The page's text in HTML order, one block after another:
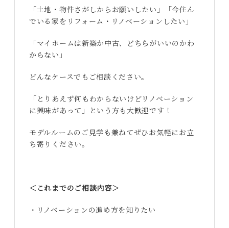
「土地・物件さがしからお願いしたい」「今住ん
でいる家をリフォーム・リノベーションしたい」
「マイホームは新築か中古、どちらがいいのかわ
からない」
どんなケースでもご相談ください。
「とりあえず何もわからないけどリノベーション
に興味があって」という方も大歓迎です！
モデルルームのご見学も兼ねてぜひお気軽にお立
ち寄りください。
＜これまでのご相談内容＞
・リノベーションの進め方を知りたい